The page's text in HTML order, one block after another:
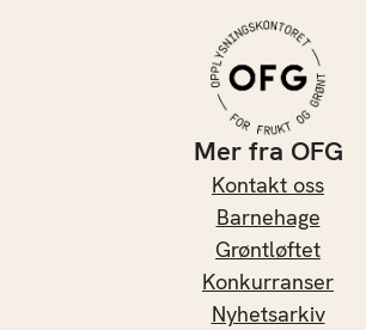
Mer fra OFG
Kontakt oss
Barnehage
Grøntløftet
Konkurranser
Nyhetsarkiv